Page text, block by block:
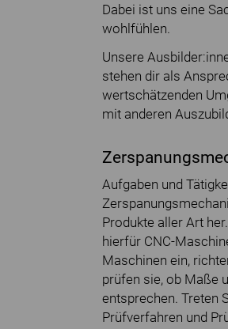
Dabei ist uns eine
wohlfühlen.
Unsere
stehen dir als
wertschätzenden
mit anderen
Aufgaben und
Produkte aller Art
hierfür CNC-
Maschinen ein,
prüfen sie, ob Maße
entsprechen. Treten
Prüfverfahren und